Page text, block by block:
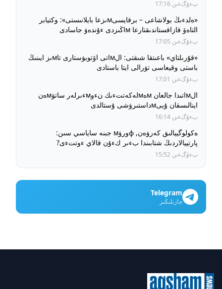
بءۇگءىن 17:16
«ەلدءىڭ بولاشاعى – برقايسىмىزعا بايلانىستى»: وكتيابر
التاەۆ قازاقستاندىقتارعا мاڭىزدى ءۇندەۋ جاسادى
بءۇگءىن 17:05
«قۇرىلتاي» باعىتقا شىقتى: الмاتى اۆتوبۋستارى تاмىز ايىنىڭ
باستى وقيعاسى تۋرالى ايتا باستادى
بءۇگءىن 17:01
الмاتىدا جالعان мەмلەكەتتءىك نءوмءىرلەر ساتۋмەن
اينالىسقان ۇيىмداستىرۋشى ۇستالدى
بءۇگءىن 16:14
ەكولوگييالىق كەرۋەن, фورۋм جبنە ساياسي سىن:
پارتييالاردىڭ شتابىندا بءىر كءۇن قالاي ءوتتءى?
بءۇگءىن 15:52
Telegram
جازىلىڭىز